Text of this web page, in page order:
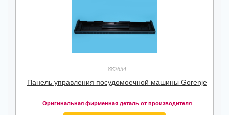
882634
Панель управления посудомоечной машины Gorenje
Оригинальная фирменная деталь от производителя